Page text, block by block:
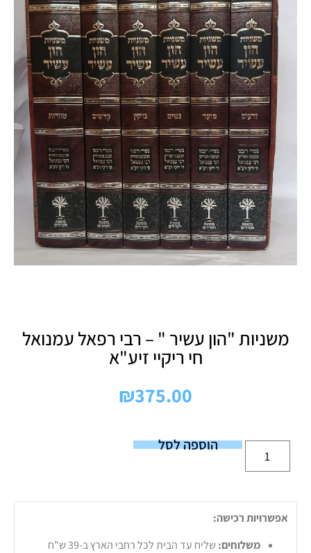
משניות "הון עשיר " – רבי רפאל עמנואל
חי ריקיי זיע"א
₪375.00
הוספה לסל
אפשרויות רכישה:
משלוחים:
שליח עד הבית לכל רחבי הארץ ב-39 ש"ח